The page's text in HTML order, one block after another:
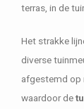
terras, in de
Het strakke
diverse
afgestemd op
waardoor de